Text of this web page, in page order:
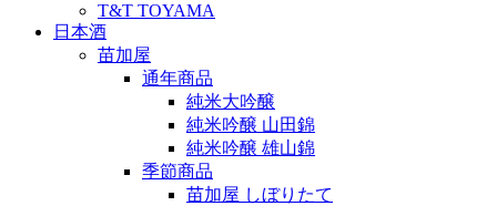
T&T TOYAMA
日本酒
苗加屋
通年商品
純米大吟醸
純米吟醸 山田錦
純米吟醸 雄山錦
季節商品
苗加屋 しぼりたて